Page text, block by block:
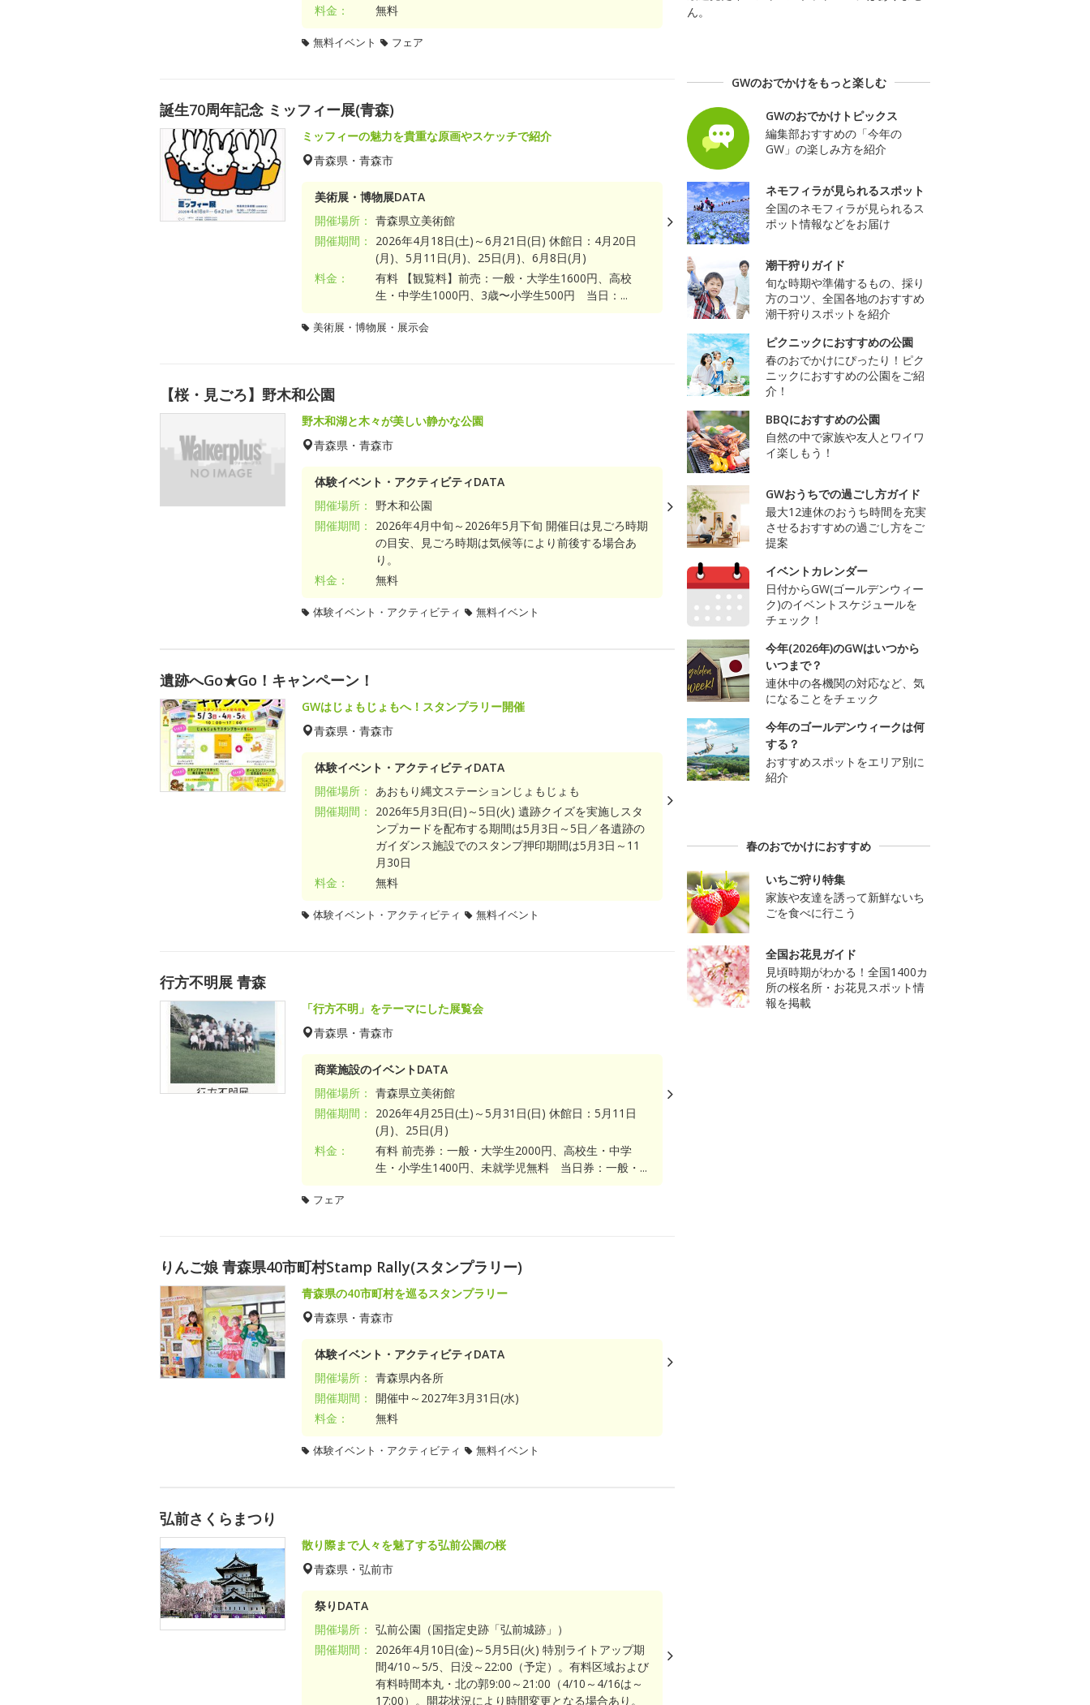
料金：
無料
無料イベント フェア
誕生70周年記念 ミッフィー展(青森)
ミッフィーの魅力を貴重な原画やスケッチで紹介
青森県・青森市
美術展・博物展DATA
開催場所： 青森県立美術館
開催期間：
2026年4月18日(土)～6月21日(日) 休館日：4月20日
(月)、5月11日(月)、25日(月)、6月8日(月)
料金：
有料 【観覧料】前売：一般・大学生1600円、高校
生・中学生1000円、3歳〜小学生500円 当日：...
美術展・博物展・展示会
【桜・見ごろ】野木和公園
野木和湖と木々が美しい静かな公園
青森県・青森市
体験イベント・アクティビティDATA
開催場所：
野木和公園
開催期間：
2026年4月中旬～2026年5月下旬 開催日は見ごろ時期
の目安、見ごろ時期は気候等により前後する場合あ
り。
料金：
無料
体験イベント・アクティビティ 無料イベント
遺跡へGo★Go！キャンペーン！
GWはじょもじょもへ！スタンプラリー開催
青森県・青森市
体験イベント・アクティビティDATA
開催場所：
あおもり縄文ステーションじょもじょも
開催期間：
2026年5月3日(日)～5日(火) 遺跡クイズを実施しスタ
ンプカードを配布する期間は5月3日～5日／各遺跡の
ガイダンス施設でのスタンプ押印期間は5月3日～11
月30日
料金：
無料
体験イベント・アクティビティ 無料イベント
行方不明展 青森
「行方不明」をテーマにした展覧会
青森県・青森市
商業施設のイベントDATA
開催場所： 青森県立美術館
開催期間：
2026年4月25日(土)～5月31日(日) 休館日：5月11日
(月)、25日(月)
料金：
有料 前売券：一般・大学生2000円、高校生・中学
生・小学生1400円、未就学児無料 当日券：一般・...
フェア
りんご娘 青森県40市町村Stamp Rally(スタンプラリー)
青森県の40市町村を巡るスタンプラリー
青森県・青森市
体験イベント・アクティビティDATA
開催場所： 青森県内各所
開催期間：
開催中～2027年3月31日(水)
料金：
無料
体験イベント・アクティビティ 無料イベント
弘前さくらまつり
散り際まで人々を魅了する弘前公園の桜
青森県・弘前市
祭りDATA
開催場所： 弘前公園（国指定史跡「弘前城跡」）
開催期間：
2026年4月10日(金)～5月5日(火) 特別ライトアップ期
間4/10～5/5、日没～22:00（予定）。有料区域および
有料時間本丸・北の郭9:00～21:00（4/10～4/16は～
17:00）。開花状況により時間変更となる場合あり。
ん。
GWのおでかけをもっと楽しむ
GWのおでかけトピックス
編集部おすすめの「今年の
GW」の楽しみ方を紹介
ネモフィラが見られるスポット
全国のネモフィラが見られるス
ポット情報などをお届け
潮干狩りガイド
旬な時期や準備するもの、採り
方のコツ、全国各地のおすすめ
潮干狩りスポットを紹介
ピクニックにおすすめの公園
春のおでかけにぴったり！ピク
ニックにおすすめの公園をご紹
介！
BBQにおすすめの公園
自然の中で家族や友人とワイワ
イ楽しもう！
GWおうちでの過ごし方ガイド
最大12連休のおうち時間を充実
させるおすすめの過ごし方をご
提案
イベントカレンダー
日付からGW(ゴールデンウィー
ク)のイベントスケジュールを
チェック！
今年(2026年)のGWはいつから
いつまで？
連休中の各機関の対応など、気
になることをチェック
今年のゴールデンウィークは何
する？
おすすめスポットをエリア別に
紹介
春のおでかけにおすすめ
いちご狩り特集
家族や友達を誘って新鮮ないち
ごを食べに行こう
全国お花見ガイド
見頃時期がわかる！全国1400カ
所の桜名所・お花見スポット情
報を掲載